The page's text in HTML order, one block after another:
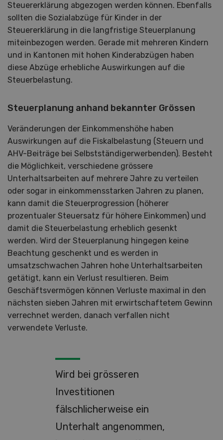
Steuererklärung abgezogen werden können. Ebenfalls
sollten die Sozialabzüge für Kinder in der
Steuererklärung in die langfristige Steuerplanung
miteinbezogen werden. Gerade mit mehreren Kindern
und in Kantonen mit hohen Kinderabzügen haben
diese Abzüge erhebliche Auswirkungen auf die
Steuerbelastung.
Steuerplanung anhand bekannter Grössen
Veränderungen der Einkommenshöhe haben
Auswirkungen auf die Fiskalbelastung (Steuern und
AHV-Beiträge bei Selbstständigerwerbenden). Besteht
die Möglichkeit, verschiedene grössere
Unterhaltsarbeiten auf mehrere Jahre zu verteilen
oder sogar in einkommensstarken Jahren zu planen,
kann damit die Steuerprogression (höherer
prozentualer Steuersatz für höhere Einkommen) und
damit die Steuerbelastung erheblich gesenkt
werden. Wird der Steuerplanung hingegen keine
Beachtung geschenkt und es werden in
umsatzschwachen Jahren hohe Unterhaltsarbeiten
getätigt, kann ein Verlust resultieren. Beim
Geschäftsvermögen können Verluste maximal in den
nächsten sieben Jahren mit erwirtschaftetem Gewinn
verrechnet werden, danach verfallen nicht
verwendete Verluste.
Wird bei grösseren
Investitionen
fälschlicherweise ein
Unterhalt angenommen,